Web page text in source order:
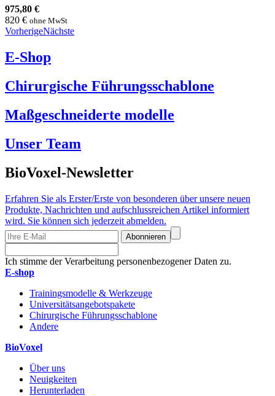
975,80 €
820 € ohne MwSt
VorherigeNächste
E-Shop
Chirurgische Führungsschablone
Maßgeschneiderte modelle
Unser Team
BioVoxel-Newsletter
Erfahren Sie als Erster/Erste von besonderen über unsere neuen
Produkte, Nachrichten und aufschlussreichen Artikel informiert
wird. Sie können sich jederzeit abmelden.
Abonnieren
Ich stimme der Verarbeitung personenbezogener Daten zu.
E-shop
Trainingsmodelle & Werkzeuge
Universitätsangebotspakete
Chirurgische Führungsschablone
Andere
BioVoxel
Über uns
Neuigkeiten
Herunterladen